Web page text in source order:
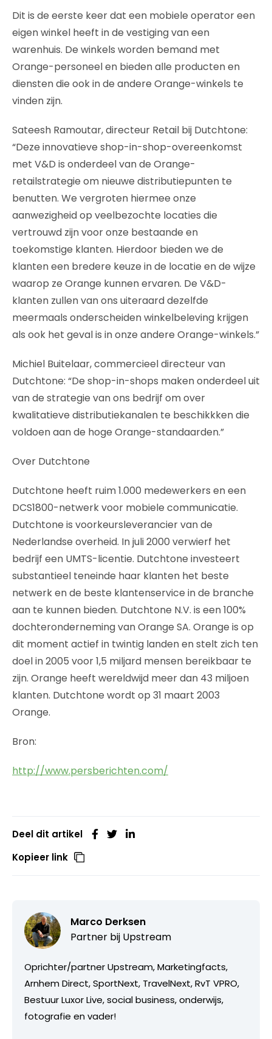
Dit is de eerste keer dat een mobiele operator een
eigen winkel heeft in de vestiging van een
warenhuis. De winkels worden bemand met
Orange-personeel en bieden alle producten en
diensten die ook in de andere Orange-winkels te
vinden zijn.
Sateesh Ramoutar, directeur Retail bij Dutchtone:
“Deze innovatieve shop-in-shop-overeenkomst
met V&D is onderdeel van de Orange-
retailstrategie om nieuwe distributiepunten te
benutten. We vergroten hiermee onze
aanwezigheid op veelbezochte locaties die
vertrouwd zijn voor onze bestaande en
toekomstige klanten. Hierdoor bieden we de
klanten een bredere keuze in de locatie en de wijze
waarop ze Orange kunnen ervaren. De V&D-
klanten zullen van ons uiteraard dezelfde
meermaals onderscheiden winkelbeleving krijgen
als ook het geval is in onze andere Orange-winkels.”
Michiel Buitelaar, commercieel directeur van
Dutchtone: “De shop-in-shops maken onderdeel uit
van de strategie van ons bedrijf om over
kwalitatieve distributiekanalen te beschikkken die
voldoen aan de hoge Orange-standaarden.”
Over Dutchtone
Dutchtone heeft ruim 1.000 medewerkers en een
DCS1800-netwerk voor mobiele communicatie.
Dutchtone is voorkeursleverancier van de
Nederlandse overheid. In juli 2000 verwierf het
bedrijf een UMTS-licentie. Dutchtone investeert
substantieel teneinde haar klanten het beste
netwerk en de beste klantenservice in de branche
aan te kunnen bieden. Dutchtone N.V. is een 100%
dochteronderneming van Orange SA. Orange is op
dit moment actief in twintig landen en stelt zich ten
doel in 2005 voor 1,5 miljard mensen bereikbaar te
zijn. Orange heeft wereldwijd meer dan 43 miljoen
klanten. Dutchtone wordt op 31 maart 2003
Orange.
Bron:
http://www.persberichten.com/
Deel dit artikel
Kopieer link
Marco Derksen
Partner bij Upstream
Oprichter/partner Upstream, Marketingfacts,
Arnhem Direct, SportNext, TravelNext, RvT VPRO,
Bestuur Luxor Live, social business, onderwijs,
fotografie en vader!